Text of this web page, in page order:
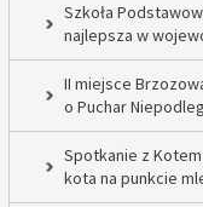
Szkoła
najlepsza w
II miejsce
o Puchar
Spotkanie z
kota na punkcie